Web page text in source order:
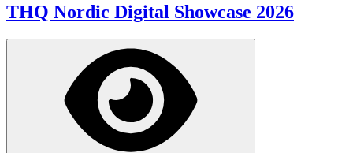
THQ Nordic Digital Showcase 2026